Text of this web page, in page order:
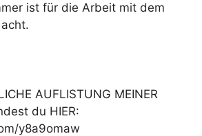
ist für die Arbeit mit dem
AUFLISTUNG MEINER
du HIER:
y8a9omaw